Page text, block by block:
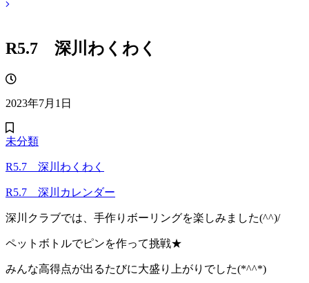
R5.7 深川わくわく
2023年7月1日
未分類
R5.7 深川わくわく
R5.7 深川カレンダー
深川クラブでは、手作りボーリングを楽しみました(^^)/
ペットボトルでピンを作って挑戦★
みんな高得点が出るたびに大盛り上がりでした(*^^*)